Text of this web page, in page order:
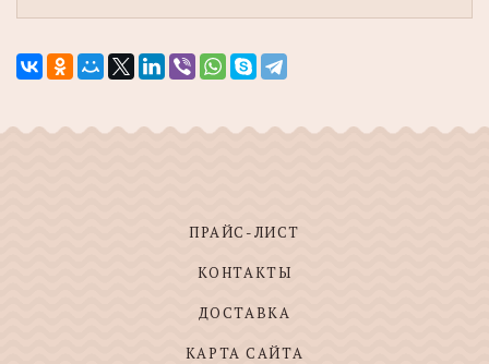
ПРАЙС-ЛИСТ
КОНТАКТЫ
ДОСТАВКА
КАРТА САЙТА